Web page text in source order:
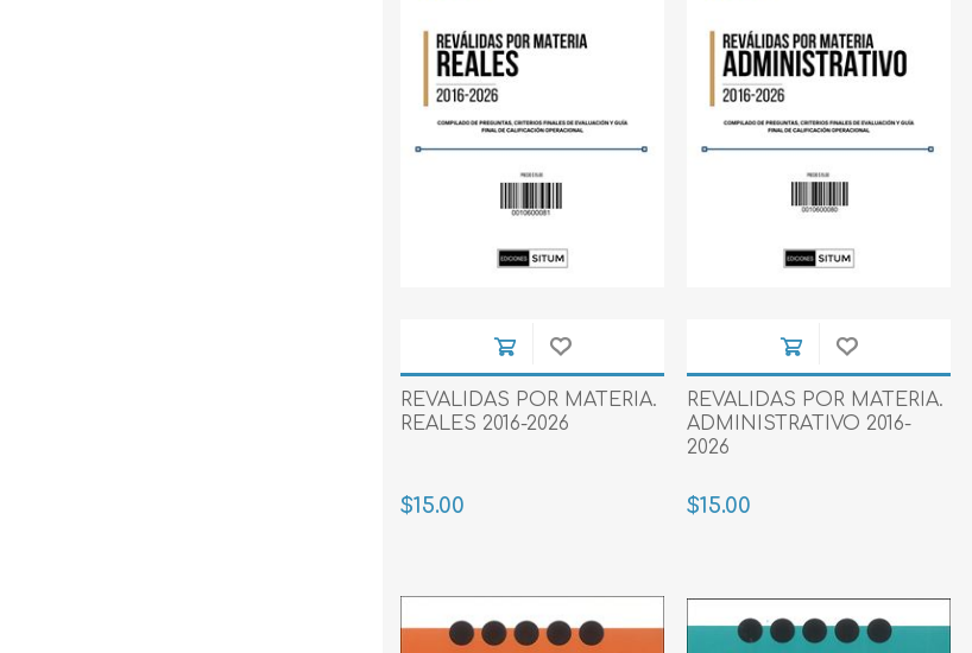
REVALIDAS POR MATERIA.
REALES 2016-2026
$15.00
REVALIDAS POR MATERIA.
ADMINISTRATIVO 2016-
2026
$15.00